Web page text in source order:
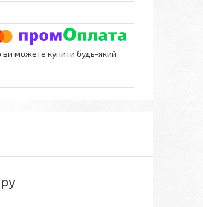
ви можете купити будь-який